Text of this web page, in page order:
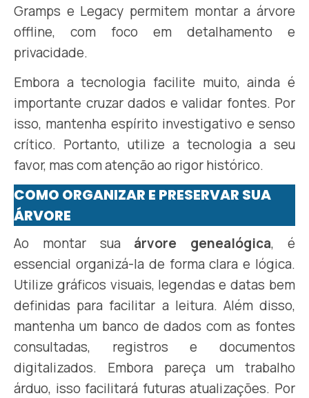
Gramps e Legacy permitem montar a árvore
offline, com foco em detalhamento e
privacidade.
Embora a tecnologia facilite muito, ainda é
importante cruzar dados e validar fontes. Por
isso, mantenha espírito investigativo e senso
crítico. Portanto, utilize a tecnologia a seu
favor, mas com atenção ao rigor histórico.
COMO ORGANIZAR E PRESERVAR SUA
ÁRVORE
Ao montar sua árvore genealógica, é
essencial organizá-la de forma clara e lógica.
Utilize gráficos visuais, legendas e datas bem
definidas para facilitar a leitura. Além disso,
mantenha um banco de dados com as fontes
consultadas, registros e documentos
digitalizados. Embora pareça um trabalho
árduo, isso facilitará futuras atualizações. Por